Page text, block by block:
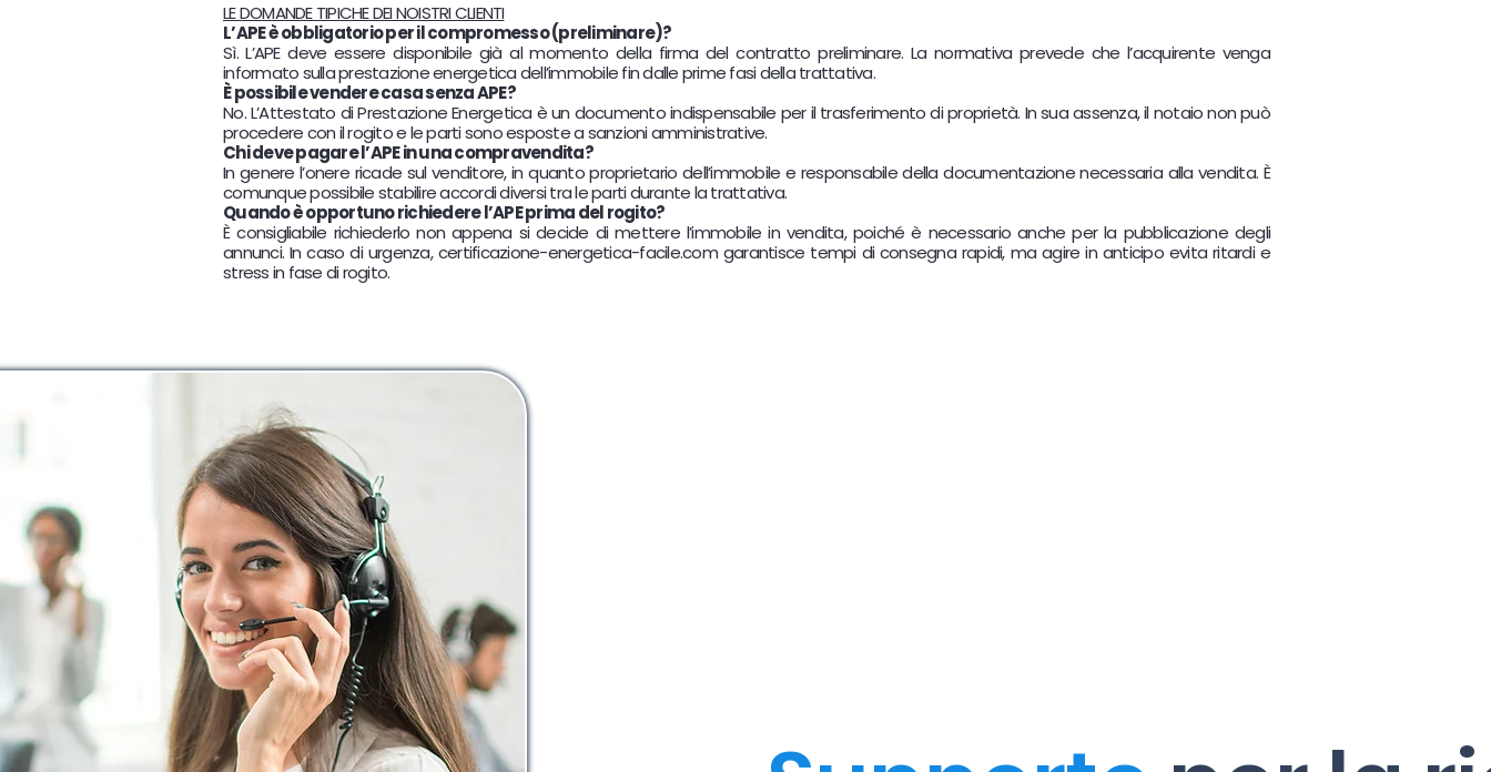
LE DOMANDE TIPICHE DEI NOISTRI CLIENTI
L’APE è obbligatorio per il compromesso (preliminare)?
Sì. L’APE deve essere disponibile già al momento della firma del contratto preliminare. La normativa prevede che l’acquirente venga
informato sulla prestazione energetica dell’immobile fin dalle prime fasi della trattativa.
È possibile vendere casa senza APE?
No. L’Attestato di Prestazione Energetica è un documento indispensabile per il trasferimento di proprietà. In sua assenza, il notaio non può
procedere con il rogito e le parti sono esposte a sanzioni amministrative.
Chi deve pagare l’APE in una compravendita?
In genere l’onere ricade sul venditore, in quanto proprietario dell’immobile e responsabile della documentazione necessaria alla vendita. È
comunque possibile stabilire accordi diversi tra le parti durante la trattativa.
Quando è opportuno richiedere l’APE prima del rogito?
È consigliabile richiederlo non appena si decide di mettere l’immobile in vendita, poiché è necessario anche per la pubblicazione degli
annunci. In caso di urgenza, certificazione-energetica-facile.com garantisce tempi di consegna rapidi, ma agire in anticipo evita ritardi e
stress in fase di rogito.